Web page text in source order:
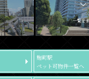
一覧を
麹町駅
ペット可物件一覧へ